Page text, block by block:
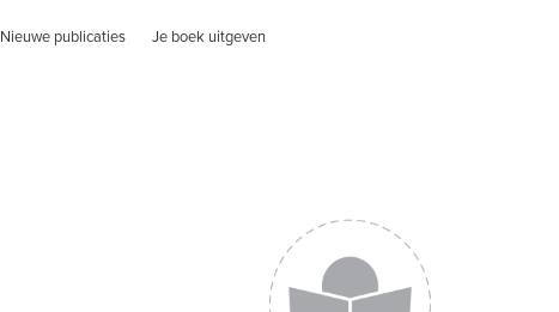
Nieuwe publicaties Je boek uitgeven